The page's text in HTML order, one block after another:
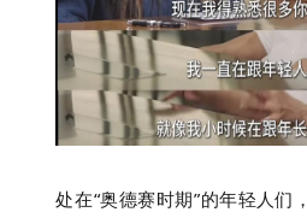
处在“奥德赛时期”的年轻人们